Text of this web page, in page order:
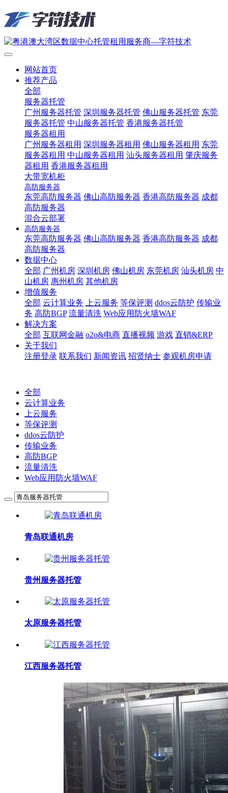
网站首页
推荐产品
全部
服务器托管
广州服务器托管 深圳服务器托管 佛山服务器托管 东莞
服务器托管 中山服务器托管 香港服务器托管
服务器租用
广州服务器租用 深圳服务器租用 佛山服务器租用 东莞
服务器租用 中山服务器租用 汕头服务器租用 肇庆服务
器租用 香港服务器租用
大带宽机柜
高防服务器
东莞高防服务器 佛山高防服务器 香港高防服务器 成都
高防服务器
混合云部署
高防服务器
东莞高防服务器 佛山高防服务器 香港高防服务器 成都
高防服务器
数据中心
全部 广州机房 深圳机房 佛山机房 东莞机房 汕头机房 中
山机房 惠州机房 其他机房
增值服务
全部 云计算业务 上云服务 等保评测 ddos云防护 传输业
务 高防BGP 流量清洗 Web应用防火墙WAF
解决方案
全部 互联网金融 o2o&电商 直播视频 游戏 直销&ERP
关于我们
注册登录 联系我们 新闻资讯 招贤纳士 参观机房申请
全部
云计算业务
上云服务
等保评测
ddos云防护
传输业务
高防BGP
流量清洗
Web应用防火墙WAF
青岛联通机房
贵州服务器托管
太原服务器托管
江西服务器托管